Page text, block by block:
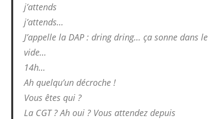
j’attends
j’attends…
J’appelle la DAP : dring dring… ça sonne dans le
vide…
14h…
Ah quelqu’un décroche !
Vous êtes qui ?
La CGT ? Ah oui ? Vous attendez depuis